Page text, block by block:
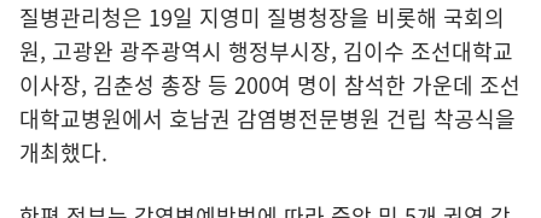
질병관리청은 19일 지영미 질병청장을 비롯해 국회의
원, 고광완 광주광역시 행정부시장, 김이수 조선대학교
이사장, 김춘성 총장 등 200여 명이 참석한 가운데 조선
대학교병원에서 호남권 감염병전문병원 건립 착공식을
개최했다.